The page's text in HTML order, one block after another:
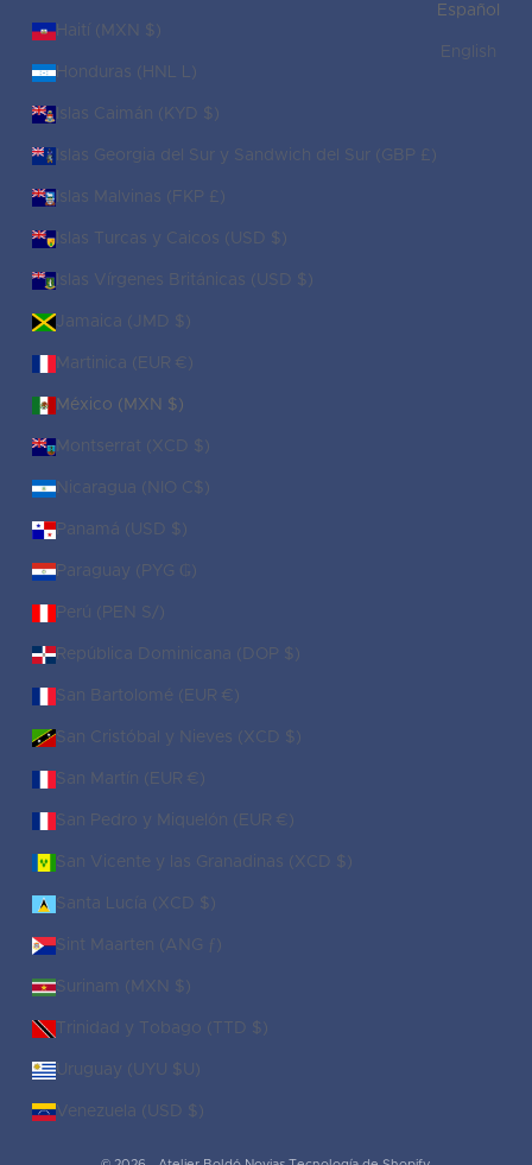
Haití (MXN $)
Honduras (HNL L)
Islas Caimán (KYD $)
Islas Georgia del Sur y Sandwich del Sur (GBP £)
Islas Malvinas (FKP £)
Islas Turcas y Caicos (USD $)
Islas Vírgenes Británicas (USD $)
Jamaica (JMD $)
Martinica (EUR €)
México (MXN $)
Montserrat (XCD $)
Nicaragua (NIO C$)
Panamá (USD $)
Paraguay (PYG ₲)
Perú (PEN S/)
República Dominicana (DOP $)
San Bartolomé (EUR €)
San Cristóbal y Nieves (XCD $)
San Martín (EUR €)
San Pedro y Miquelón (EUR €)
San Vicente y las Granadinas (XCD $)
Santa Lucía (XCD $)
Sint Maarten (ANG ƒ)
Surinam (MXN $)
Trinidad y Tobago (TTD $)
Uruguay (UYU $U)
Venezuela (USD $)
Español
English